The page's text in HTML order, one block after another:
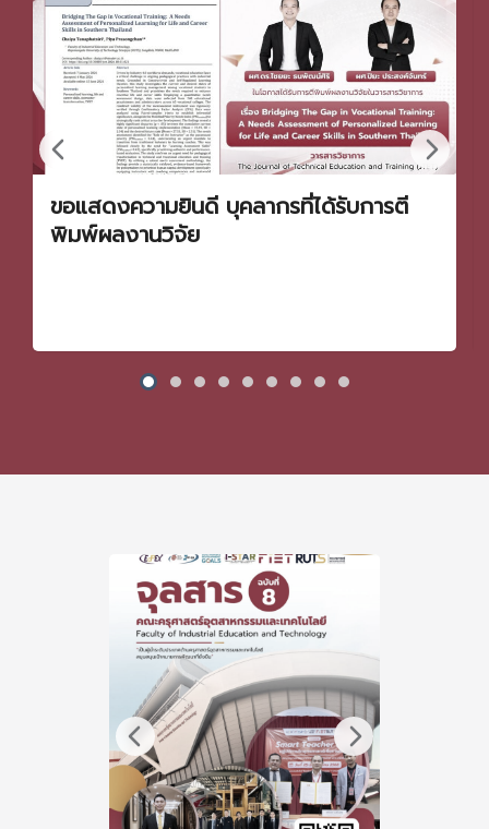
ขอแสดงความยินดี บุคลากรที่ได้รับการตี
พิมพ์ผลงานวิจัย